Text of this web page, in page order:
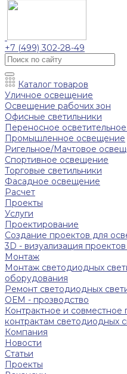
+7 (499) 302-28-49
Каталог товаров
Уличное освещение
Освещение рабочих зон
Офисные светильники
Переносное
Промышленное освещение
Ригельное/Мачтовое
Спортивное освещение
Торговые светильники
Фасадное освещение
Расчет
Проекты
Услуги
Проектирование
Создание проектов для
3D - визуализация
Монтаж
Монтаж светодиодных
оборудования
Ремонт светодиодных
ОЕМ - прозводство
Контрактное и совместное
контрактам светодиодных
Компания
Новости
Статьи
Проекты